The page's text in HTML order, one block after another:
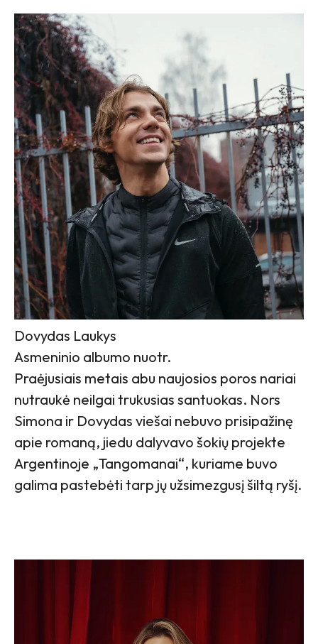
Dovydas Laukys
Asmeninio albumo nuotr.
Praėjusiais metais abu naujosios poros nariai
nutraukė neilgai trukusias santuokas. Nors
Simona ir Dovydas viešai nebuvo prisipažinę
apie romaną, jiedu dalyvavo šokių projekte
Argentinoje „Tangomanai“, kuriame buvo
galima pastebėti tarp jų užsimezgusį šiltą ryšį.